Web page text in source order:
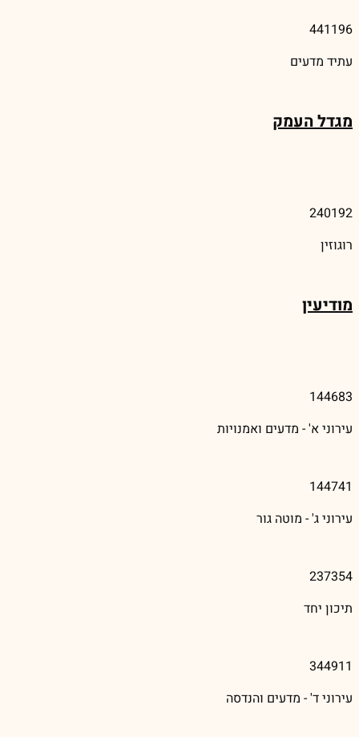
441196
עתיד מדעים
מגדל העמק
240192
רוגוזין
מודיעין
144683
עירוני א' - מדעים ואמנויות
144741
עירוני ג' - מוטה גור
237354
תיכון יחד
344911
עירוני ד' - מדעים והנדסה